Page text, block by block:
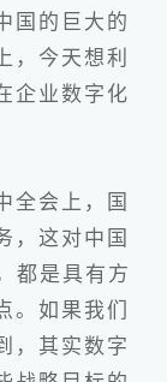
国的巨大的
，今天想利
企业数字化
会上，国
，这对中国
都是具有方
。如果我们
，其实数字